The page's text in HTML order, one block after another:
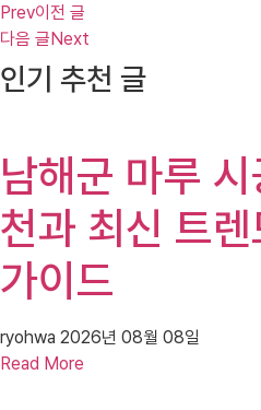
Prev이전 글
다음 글Next
인기 추천 글
남해군 마루
천과 최신 트
가이드
ryohwa 2026년 08월 08일
Read More